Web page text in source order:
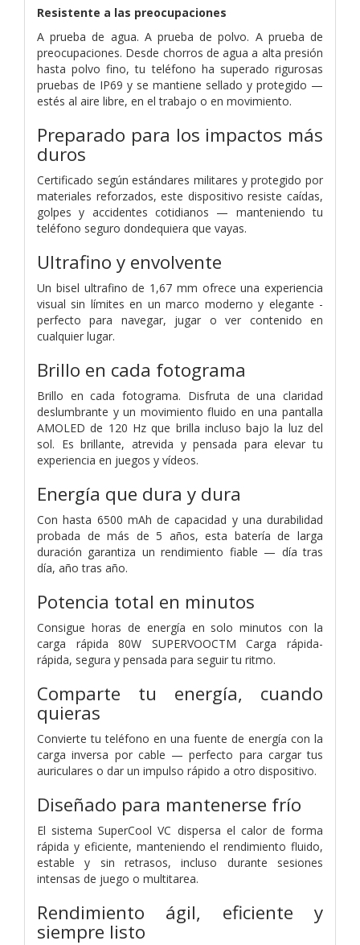
Resistente a las preocupaciones
A prueba de agua. A prueba de polvo. A prueba de
preocupaciones. Desde chorros de agua a alta presión
hasta polvo fino, tu teléfono ha superado rigurosas
pruebas de IP69 y se mantiene sellado y protegido —
estés al aire libre, en el trabajo o en movimiento.
Preparado para los impactos más
duros
Certificado según estándares militares y protegido por
materiales reforzados, este dispositivo resiste caídas,
golpes y accidentes cotidianos — manteniendo tu
teléfono seguro dondequiera que vayas.
Ultrafino y envolvente
Un bisel ultrafino de 1,67 mm ofrece una experiencia
visual sin límites en un marco moderno y elegante -
perfecto para navegar, jugar o ver contenido en
cualquier lugar.
Brillo en cada fotograma
Brillo en cada fotograma. Disfruta de una claridad
deslumbrante y un movimiento fluido en una pantalla
AMOLED de 120 Hz que brilla incluso bajo la luz del
sol. Es brillante, atrevida y pensada para elevar tu
experiencia en juegos y vídeos.
Energía que dura y dura
Con hasta 6500 mAh de capacidad y una durabilidad
probada de más de 5 años, esta batería de larga
duración garantiza un rendimiento fiable — día tras
día, año tras año.
Potencia total en minutos
Consigue horas de energía en solo minutos con la
carga rápida 80W SUPERVOOCTM Carga rápida-
rápida, segura y pensada para seguir tu ritmo.
Comparte tu energía, cuando
quieras
Convierte tu teléfono en una fuente de energía con la
carga inversa por cable — perfecto para cargar tus
auriculares o dar un impulso rápido a otro dispositivo.
Diseñado para mantenerse frío
El sistema SuperCool VC dispersa el calor de forma
rápida y eficiente, manteniendo el rendimiento fluido,
estable y sin retrasos, incluso durante sesiones
intensas de juego o multitarea.
Rendimiento ágil, eficiente y
siempre listo